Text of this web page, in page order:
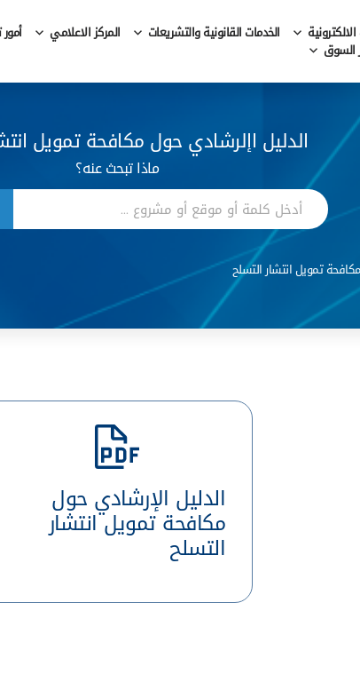
الخدمات القانونية والتشريعات المركز الاعلامي
السوق
الدليل اإلرشادي حول مكافحة تمويل
ماذا تبحث عنه؟
تمويل انتشار التسلح
الدليل الإرشادي حول
مكافحة تمويل انتشار
التسلح